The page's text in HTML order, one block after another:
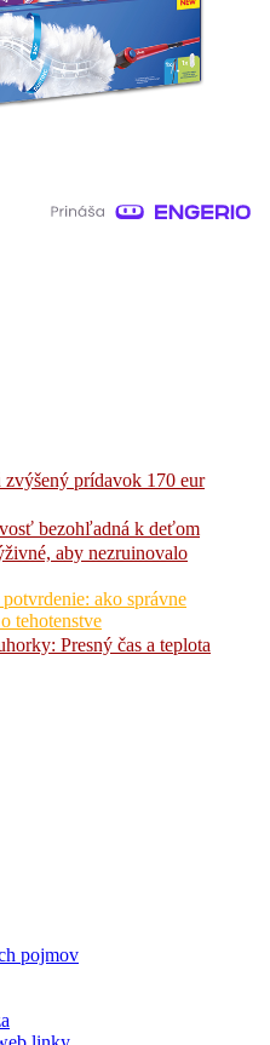
prídavok 170 eur
bezohľadná k deťom
aby nezruinovalo
ako správne
tehotenstve
Presný čas a teplota
pojmov